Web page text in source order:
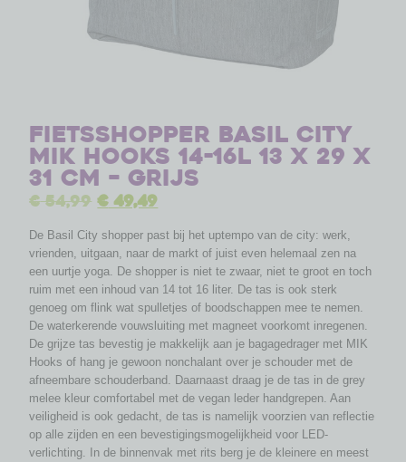
Fietsshopper Basil City
MIK Hooks 14-16L 13 x 29 x
31 cm – grijs
€54,99 €49,49
De Basil City shopper past bij het uptempo van de city: werk,
vrienden, uitgaan, naar de markt of juist even helemaal zen na
een uurtje yoga. De shopper is niet te zwaar, niet te groot en toch
ruim met een inhoud van 14 tot 16 liter. De tas is ook sterk
genoeg om flink wat spulletjes of boodschappen mee te nemen.
De waterkerende vouwsluiting met magneet voorkomt inregenen.
De grijze tas bevestig je makkelijk aan je bagagedrager met MIK
Hooks of hang je gewoon nonchalant over je schouder met de
afneembare schouderband. Daarnaast draag je de tas in de grey
melee kleur comfortabel met de vegan leder handgrepen. Aan
veiligheid is ook gedacht, de tas is namelijk voorzien van reflectie
op alle zijden en een bevestigingsmogelijkheid voor LED-
verlichting. In de binnenvak met rits berg je de kleinere en meest